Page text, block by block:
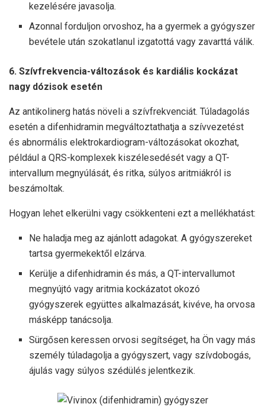
kezelésére javasolja.
Azonnal forduljon orvoshoz, ha a gyermek a gyógyszer
bevétele után szokatlanul izgatottá vagy zavarttá válik.
6. Szívfrekvencia-változások és kardiális kockázat
nagy dózisok esetén
Az antikolinerg hatás növeli a szívfrekvenciát. Túladagolás
esetén a difenhidramin megváltoztathatja a szívvezetést
és abnormális elektrokardiogram-változásokat okozhat,
például a QRS-komplexek kiszélesedését vagy a QT-
intervallum megnyúlását, és ritka, súlyos aritmiákról is
beszámoltak.
Hogyan lehet elkerülni vagy csökkenteni ezt a mellékhatást:
Ne haladja meg az ajánlott adagokat. A gyógyszereket
tartsa gyermekektől elzárva.
Kerülje a difenhidramin és más, a QT-intervallumot
megnyújtó vagy aritmia kockázatot okozó
gyógyszerek együttes alkalmazását, kivéve, ha orvosa
másképp tanácsolja.
Sürgősen keressen orvosi segítséget, ha Ön vagy más
személy túladagolja a gyógyszert, vagy szívdobogás,
ájulás vagy súlyos szédülés jelentkezik.